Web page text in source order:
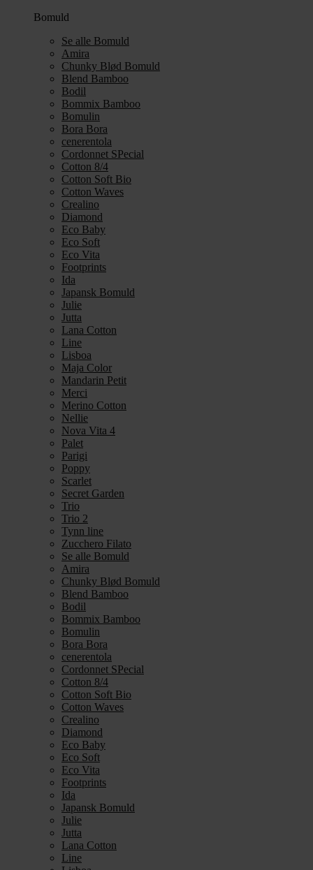
Bomuld
Se alle Bomuld
Amira
Chunky Blød Bomuld
Blend Bamboo
Bodil
Bommix Bamboo
Bomulin
Bora Bora
cenerentola
Cordonnet SPecial
Cotton 8/4
Cotton Soft Bio
Cotton Waves
Crealino
Diamond
Eco Baby
Eco Soft
Eco Vita
Footprints
Ida
Japansk Bomuld
Julie
Jutta
Lana Cotton
Line
Lisboa
Maja Color
Mandarin Petit
Merci
Merino Cotton
Nellie
Nova Vita 4
Palet
Parigi
Poppy
Scarlet
Secret Garden
Trio
Trio 2
Tynn line
Zucchero Filato
Se alle Bomuld
Amira
Chunky Blød Bomuld
Blend Bamboo
Bodil
Bommix Bamboo
Bomulin
Bora Bora
cenerentola
Cordonnet SPecial
Cotton 8/4
Cotton Soft Bio
Cotton Waves
Crealino
Diamond
Eco Baby
Eco Soft
Eco Vita
Footprints
Ida
Japansk Bomuld
Julie
Jutta
Lana Cotton
Line